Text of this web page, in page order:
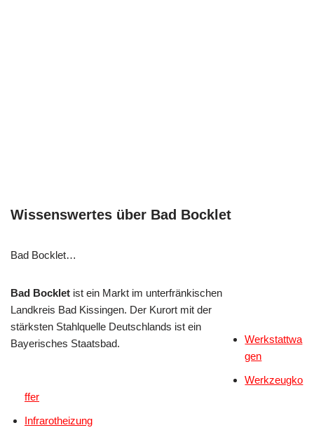
Wissenswertes über Bad Bocklet
Bad Bocklet…
Bad Bocklet ist ein Markt im unterfränkischen
Landkreis Bad Kissingen. Der Kurort mit der
stärksten Stahlquelle Deutschlands ist ein
Bayerisches Staatsbad.
Werkstattwa
gen
Werkzeugko
ffer
Infrarotheizung